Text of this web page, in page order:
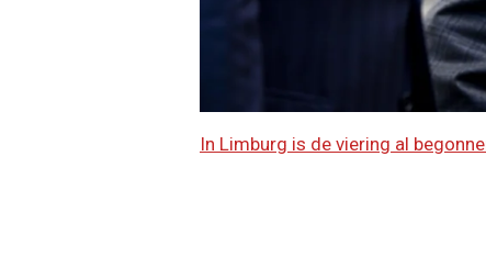
In Limburg is de viering al